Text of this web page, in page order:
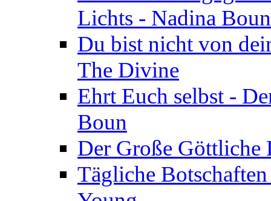
Lichts - Nadina Boun
Du bist nicht von
The Divine
Ehrt Euch selbst -
Boun
Der Große
Tägliche